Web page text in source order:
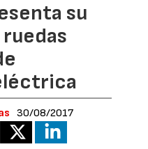
su
30/08/2017